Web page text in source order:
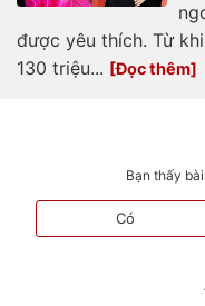
được yêu thích. Từ
130 triệu...
Bạn thấy
Có